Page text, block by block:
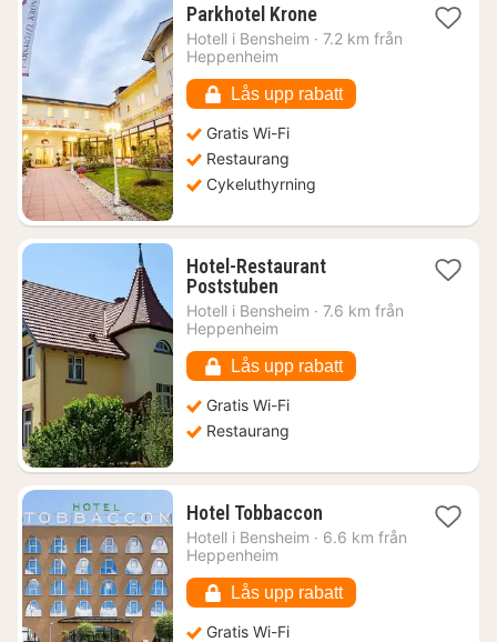
Parkhotel Krone1
natt
kr.
Hotell i Bensheim · 7.2 km från
Heppenheim
Lås upp rabatt
Gratis Wi-Fi
Restaurang
Cykeluthyrning
Hotel-Restaurant
Poststuben1
natt
från
kr.
Hotell i Bensheim · 7.6 km från
Heppenheim
Lås upp rabatt
Gratis Wi-Fi
Restaurang
Hotel Tobbaccon1
natt
kr.
Hotell i Bensheim · 6.6 km från
Heppenheim
Lås upp rabatt
Gratis Wi-Fi